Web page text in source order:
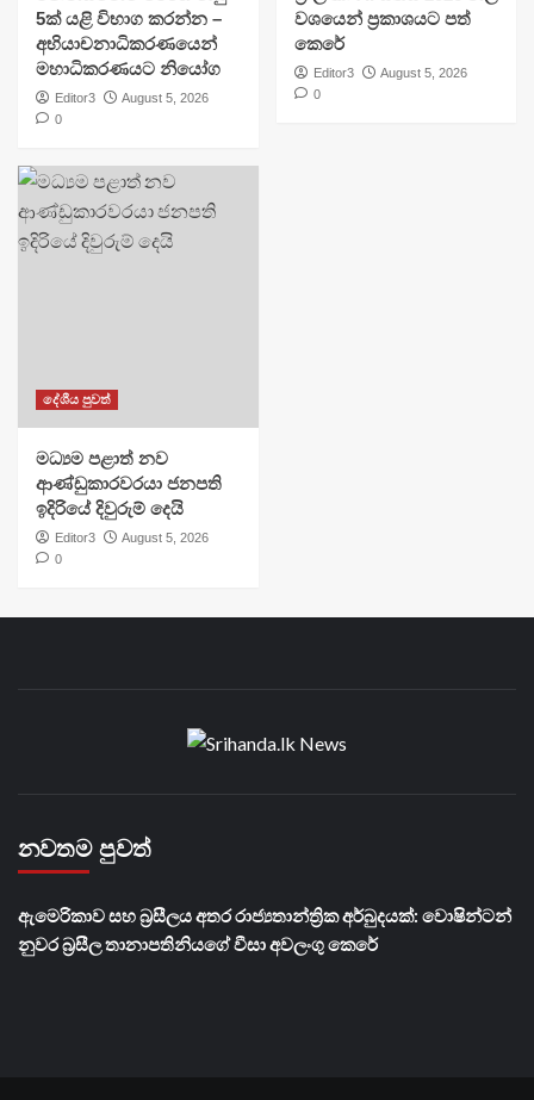
5ක් යළි විභාග කරන්න –
අභියාචනාධිකරණයෙන්
මහාධිකරණයට නියෝග
Editor3
August 5, 2026
0
වශයෙන් ප්‍රකාශයට පත්
කෙරේ
Editor3
August 5, 2026
0
දේශීය පුවත්
මධ්‍යම පළාත් නව
ආණ්ඩුකාරවරයා ජනපති
ඉදිරියේ දිවුරුම් දෙයි
Editor3
August 5, 2026
0
නවතම පුවත්
ඇමෙරිකාව සහ බ්‍රසීලය අතර රාජ්‍යතාන්ත්‍රික අර්බුදයක්: වොෂින්ටන්
නුවර බ්‍රසීල තානාපතිනියගේ වීසා අවලංගු කෙරේ